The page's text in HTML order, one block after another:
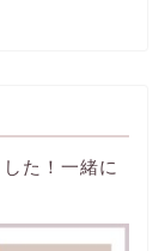
た！一緒に